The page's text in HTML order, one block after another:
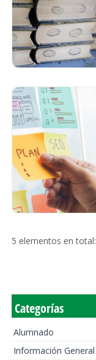
5 elementos en total:
Categorías
Alumnado
Información General